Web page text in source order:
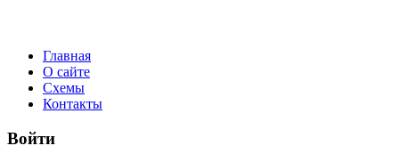
Главная
О сайте
Схемы
Контакты
Войти